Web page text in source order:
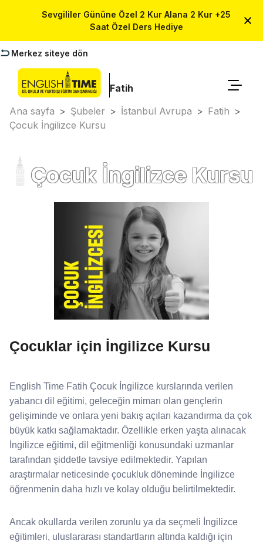
Sevgililer Gününe Özel 2 Kur Alana 2 Kur +25
Saat Özel Ders Hediye
Merkez siteye dön
Fatih
Ana sayfa > Şubeler > İstanbul Avrupa > Fatih >
Çocuk İngilizce Kursu
Çocuk İngilizce Kursu
Çocuklar için İngilizce Kursu
English Time Fatih Çocuk İngilizce kurslarında verilen
yabancı dil eğitimi, geleceğin mimarı olan gençlerin
gelişiminde ve onlara yeni bakış açıları kazandırma da çok
büyük katkı sağlamaktadır. Özellikle erken yaşta alınacak
İngilizce eğitimi, dil eğitmenliği konusundaki uzmanlar
tarafından şiddetle tavsiye edilmektedir. Yapılan
araştırmalar neticesinde çocukluk döneminde İngilizce
öğrenmenin daha hızlı ve kolay olduğu belirtilmektedir.
Ancak okullarda verilen zorunlu ya da seçmeli İngilizce
eğitimleri, uluslararası standartların altında kaldığı için